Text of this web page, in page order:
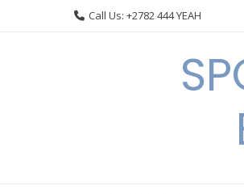
Call Us: +2782 444 YEAH